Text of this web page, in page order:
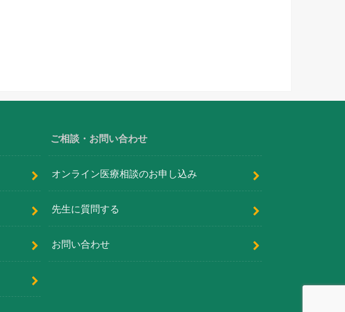
ご相談・お問い合わせ
オンライン医療相談のお申し込み
先生に質問する
お問い合わせ